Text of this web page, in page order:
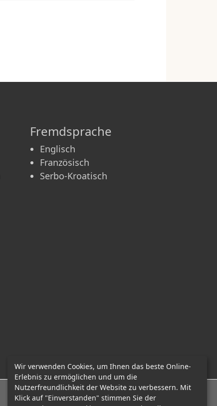
Fremdsprache
Englisch
Französisch
Serbo-Kroatisch
E-Mail: office@mcadvo.com
Wir verwenden Cookies, um Ihnen das beste Online-
Erlebnis zu ermöglichen und um die
Nutzerfreundlichkeit der Website zu verbessern. Mit
Klick auf "Einverstanden" stimmen Sie der